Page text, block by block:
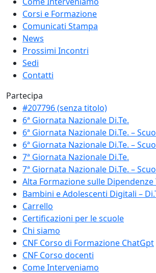
Corsi e Formazione
Comunicati Stampa
News
Prossimi Incontri
Sedi
Contatti
Partecipa
#207796 (senza titolo)
6ª Giornata Nazionale Di.Te.
6ª Giornata Nazionale Di.Te. –
6ª Giornata Nazionale Di.Te. –
7ª Giornata Nazionale Di.Te.
7ª Giornata Nazionale Di.Te. –
Alta Formazione sulle
Bambini e Adolescenti Digitali –
Carrello
Certificazioni per le scuole
Chi siamo
CNF Corso di Formazione ChatGpt
CNF Corso docenti
Come Interveniamo